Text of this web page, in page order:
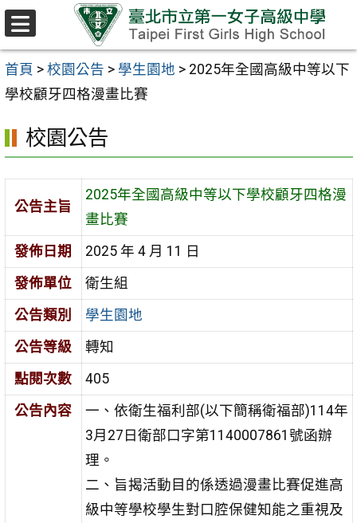
跳至主要內容區
首頁 > 校園公告 > 學生園地 > 2025年全國高級中等以下
學校顧牙四格漫畫比賽
校園公告
公告主旨
2025年全國高級中等以下學校顧牙四格漫
畫比賽
發佈日期
2025 年 4 月 11 日
發佈單位
衛生組
公告類別
學生園地
公告等級
轉知
點閱次數
405
公告內容
一、依衛生福利部(以下簡稱衛福部)114年
3月27日衛部口字第1140007861號函辦
理。
二、旨揭活動目的係透過漫畫比賽促進高
級中等學校學生對口腔保健知能之重視及
選
單